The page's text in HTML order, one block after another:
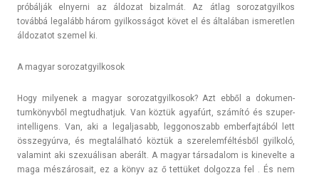
próbálják el­nyer­ni az áldozat bi­zal­mát. Az átlag sorozat­gyil­kos
továbbá legalább három gyil­kosságot követ el és általában is­meretl­en
áldozatot szemel ki.
A magyar sorozat­gyil­kosok
Hogy milyenek a magyar sorozat­gyil­kosok? Azt ebből a dokumen­
tumkönyv­ből meg­tudhat­juk. Van köztük agyafúrt, számító és szuper-
intelligens. Van, aki a legal­jasabb, leg­gonos­zabb em­ber­fajtából lett
összegyúr­va, és meg­talál­ható köztük a szerelem­féltés­ből gyil­koló,
valamint aki szexuálisan aberált. A magyar tár­sadalom is kinevel­te a
maga més­zárosait, ez a könyv az ő tettüket dol­gozza fel . És nem